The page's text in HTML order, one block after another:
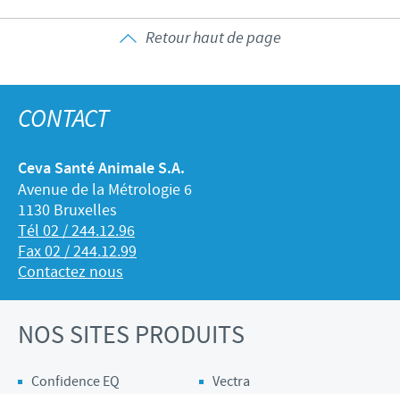
Retour haut de page
CONTACT
Ceva Santé Animale S.A.
Avenue de la Métrologie 6
1130 Bruxelles
Tél 02 / 244.12.96
Fax 02 / 244.12.99
Contactez nous
NOS SITES PRODUITS
Confidence EQ
Vectra